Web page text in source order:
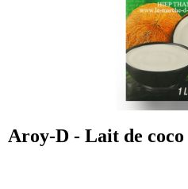
Aroy-D - Lait de coco